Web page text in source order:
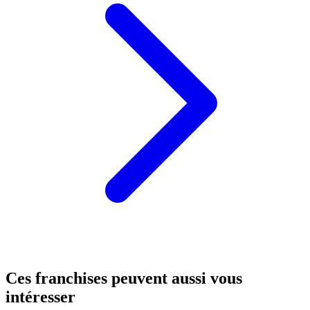
Ces franchises peuvent aussi vous
intéresser